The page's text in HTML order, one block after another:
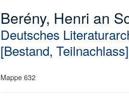
Berény, Henri an
Deutsches
[Bestand, Teilnachlass]
Mappe 632